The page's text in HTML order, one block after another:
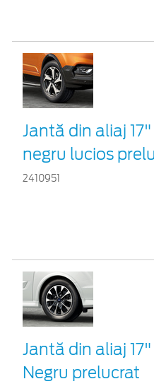
Jantă din aliaj
negru lucios
2410951
Jantă din aliaj
Negru prelucrat